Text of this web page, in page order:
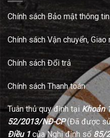
Chính sách Bảo mật thông tin
Chính sách Vận chuyển, Giao
Chính sách Đổi trả
Chính sách Thanh toán
Tuân thủ quy định tại Khoản
52/2013/NĐ-CP(Đã được
Điều 1của Nghị định số 85/